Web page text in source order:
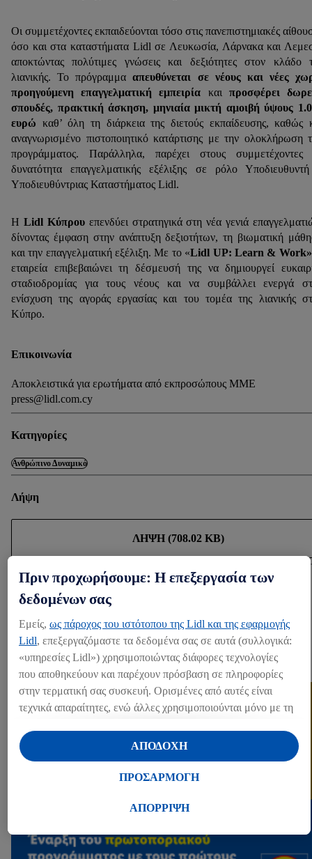
Οι συμμετέχοντες εκπαιδεύονται τόσο στις πανεπιστημιακές
όσο και στα καταστήματα Lidl σε Λευκωσία, Λάρνακα και
αποκτώντας πολύτιμες γνώσεις και δεξιότητες στον κλάδο
λιανικής. Το πρόγραμμααπευθύνεται σε νέους και νέες
προηγούμενη επαγγελματική εμπειρία και προσφέρει
σπουδές, πρακτική άσκηση, μηνιαία μικτή αμοιβή ύψους
ευρώ καθ’ όλη τη διάρκεια της διετούς εκπαίδευσης, καθώς
αναγνωρισμένο πιστοποιητικό κατάρτισης με την ολοκλήρωση
προγράμματος. Παράλληλα, παρέχει στους συμμετέχοντες
δυνατότητα επαγγελματικής εξέλιξης σε ρόλο
Υποδιευθύντριας Καταστήματος Lidl.
Η Lidl Κύπρουεπενδύει στρατηγικά στη νέα γενιά
δίνοντας έμφαση στην ανάπτυξη δεξιοτήτων, τη βιωματική
και την επαγγελματική εξέλιξη. Με το «Lidl UP: Learn & Work»
εταιρεία επιβεβαιώνει τη δέσμευσή της να δημιουργεί
σταδιοδρομίας για τους νέους και να συμβάλλει ενεργά
ενίσχυση της αγοράς εργασίας και του τομέα της λιανικής
Κύπρο.
Επικοινωνία
Αποκλειστικά για ερωτήματα από εκπροσώπους ΜΜΕ
press@lidl.com.cy
Κατηγορίες
Ανθρώπινο Δυναμικό
Λήψη
ΛΉΨΗ (708.02 KB)
Share
ΆΛΛΑ MEDIA
Press kits (1)
Πριν προχωρήσουμε: Η επεξεργασία των
δεδομένων σας
Εμείς, ως πάροχος του ιστότοπου της Lidl και της εφαρμογής
Lidl, επεξεργαζόμαστε τα δεδομένα σας σε αυτά (συλλογικά:
«υπηρεσίες Lidl») χρησιμοποιώντας διάφορες τεχνολογίες
που αποθηκεύουν και παρέχουν πρόσβαση σε πληροφορίες
στην τερματική σας συσκευή. Ορισμένες από αυτές είναι
τεχνικά απαραίτητες, ενώ άλλες χρησιμοποιούνται μόνο με τη
δημιουργία στατιστικών στοιχείων ή για εξατομικευμένη
διαφήμιση εντός και εκτός των υπηρεσιών Lidl. Εάν
συμμετέχετε στο πρόγραμμα Lidl Plus, δεδομένα που
επίσης σε επεξεργασία για τους σκοπούς αυτούς.
προσαρμόσετε τη συγκατάθεσή σας επιτρέποντας
ΑΠΟΡΡΙΨΗ
ΠΡΟΣΑΡΜΟΓΗ
ΑΠΟΔΟΧΗ